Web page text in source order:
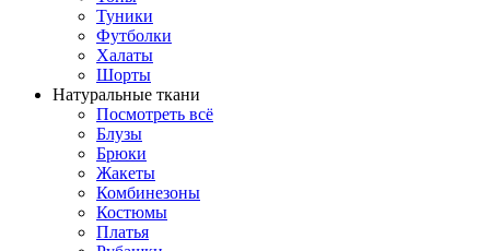
Туники
Футболки
Халаты
Шорты
Натуральные ткани
Посмотреть всё
Блузы
Брюки
Жакеты
Комбинезоны
Костюмы
Платья